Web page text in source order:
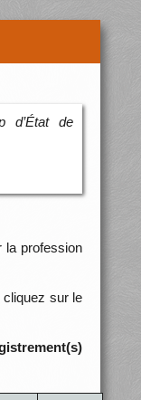
d’État de
la profession
cliquez sur le